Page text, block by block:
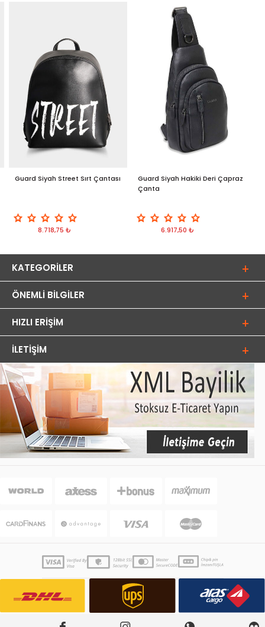
Guard Siyah Street Sırt Çantası
8.718,75 ₺
Guard Siyah Hakiki Deri Çapraz
Çanta
6.917,50 ₺
KATEGORILER
ÖNEMLI BILGILER
HIZLI ERIŞIM
İLETIŞIM